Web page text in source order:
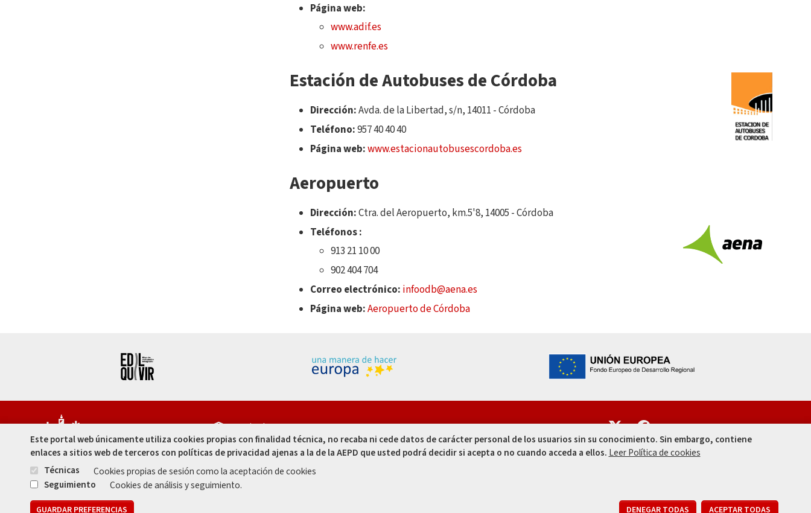
Página web:
www.adif.es
www.renfe.es
Estación de Autobuses de Córdoba
Dirección:Avda. de la Libertad, s/n, 14011 - Córdoba
Teléfono:957 40 40 40
Página web:www.estacionautobusescordoba.es
Aeropuerto
Dirección:Ctra. del Aeropuerto, km.5'8, 14005 - Córdoba
Teléfonos :
913 21 10 00
902 404 704
Correo electrónico: infoodb@aena.es
Página web:Aeropuerto de Córdoba
Capitulares, 1. 14002
Córdoba - España
957 49 99 00
957 47 80 50
Este portal web únicamente utiliza cookies propias con finalidad técnica, no recaba ni cede datos de carácter personal de los usuarios sin su conocimiento. Sin embargo, contiene
enlaces a sitios web de terceros con políticas de privacidad ajenas a la de la AEPD que usted podrá decidir si acepta o no cuando acceda a ellos. Leer Política de cookies
Técnicas
Cookies propias de sesión como la aceptación de cookies
Seguimiento
Cookies de análisis y seguimiento.
GUARDAR PREFERENCIAS DENEGAR TODAS ACEPTAR TODAS